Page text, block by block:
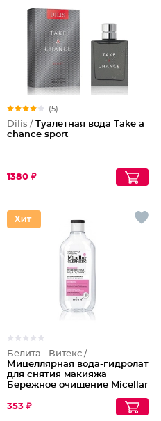
(5)
Dilis / Туалетная вода Take a
chance sport
1380 ₽
Белита - Витекс /
Мицеллярная вода-гидролат
для снятия макияжа
Бережное очищение Micellar
353 ₽